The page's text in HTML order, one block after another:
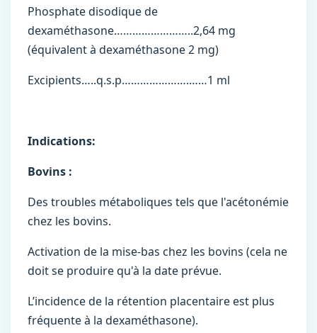
Phosphate disodique de
dexaméthasone……………………..2,64 mg
(équivalent à dexaméthasone 2 mg)
Excipients…..q.s.p………………….……1 ml
Indications:
Bovins :
Des troubles métaboliques tels que l'acétonémie
chez les bovins.
Activation de la mise-bas chez les bovins (cela ne
doit se produire qu'à la date prévue.
L’incidence de la rétention placentaire est plus
fréquente à la dexaméthasone).